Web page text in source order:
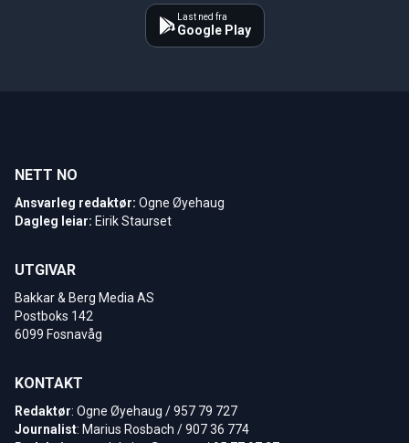
Last ned fra
Google Play
NETT NO
Ansvarleg redaktør: Ogne Øyehaug
Dagleg leiar: Eirik Staurset
UTGIVAR
Bakkar & Berg Media AS
Postboks 142
6099 Fosnavåg
KONTAKT
Redaktør: Ogne Øyehaug / 957 79 727
Journalist: Marius Rosbach / 907 36 774